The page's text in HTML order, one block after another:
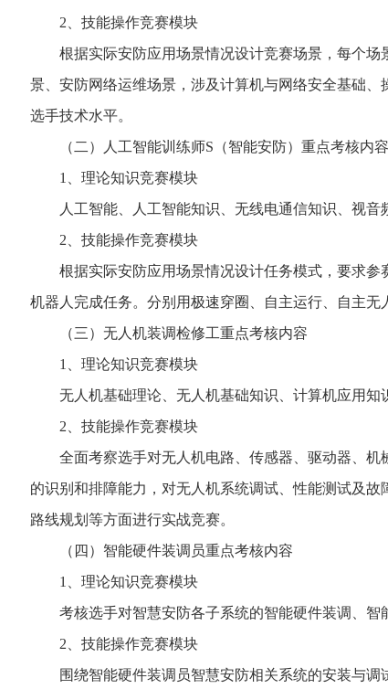
2、技能操作竞赛模块
根据实际安防应用场景情况设计竞赛场景，每个场
景、安防网络运维场景，涉及计算机与网络安全基础
选手技术水平。
（二）人工智能训练师S（智能安防）重点考核内容
1、理论知识竞赛模块
人工智能、人工智能知识、无线电通信知识、视音
2、技能操作竞赛模块
根据实际安防应用场景情况设计任务模式，要求参
机器人完成任务。分别用极速穿圈、自主运行、自主
（三）无人机装调检修工重点考核内容
1、理论知识竞赛模块
无人机基础理论、无人机基础知识、计算机应用知
2、技能操作竞赛模块
全面考察选手对无人机电路、传感器、驱动器、机
的识别和排障能力，对无人机系统调试、性能测试及
路线规划等方面进行实战竞赛。
（四）智能硬件装调员重点考核内容
1、理论知识竞赛模块
考核选手对智慧安防各子系统的智能硬件装调、智
2、技能操作竞赛模块
围绕智能硬件装调员智慧安防相关系统的安装与调